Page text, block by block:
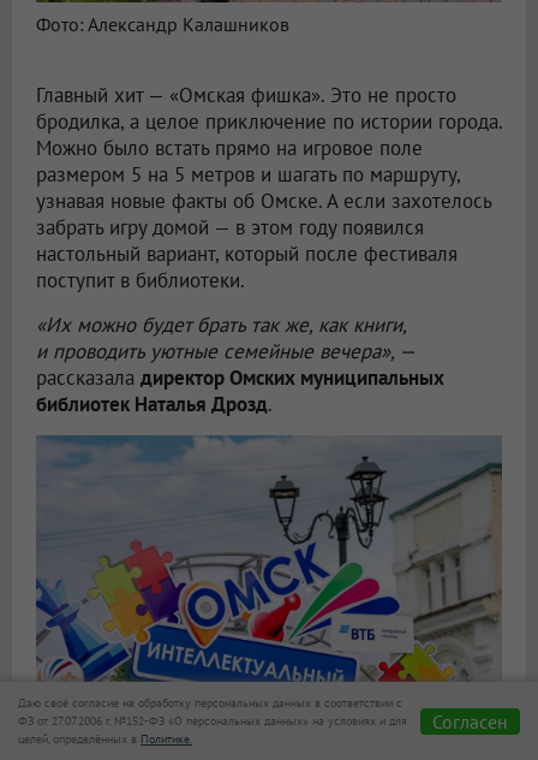
Фото: Александр Калашников
Главный хит — «Омская фишка». Это не просто
бродилка, а целое приключение по истории города.
Можно было встать прямо на игровое поле
размером 5 на 5 метров и шагать по маршруту,
узнавая новые факты об Омске. А если захотелось
забрать игру домой — в этом году появился
настольный вариант, который после фестиваля
поступит в библиотеки.
«Их можно будет брать так же, как книги,
и проводить уютные семейные вечера», —
рассказала директор Омских муниципальных
библиотек Наталья Дрозд.
Даю своё согласие на обработку персональных данных в соответствии с
ФЗ от 27.07.2006 г. №152-ФЗ «О персональных данных» на условиях и для
целей, определённых в Политике.
Согласен